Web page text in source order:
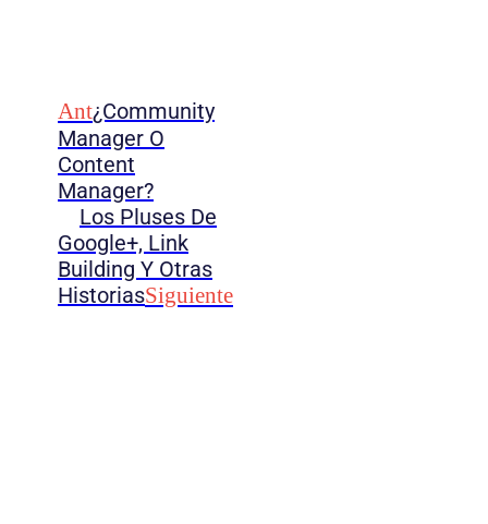
Ant¿Community
Manager O
Content
Manager?
Los Pluses De
Google+, Link
Building Y Otras
HistoriasSiguiente